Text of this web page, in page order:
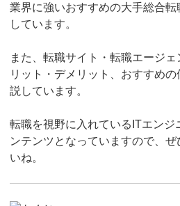
業界に強いおすすめの大手総合
しています。
また、転職サイト・転職エージ
リット・デメリット、おすすめ
説しています。
転職を視野に入れているITエンジ
ンテンツとなっていますので、
いね。